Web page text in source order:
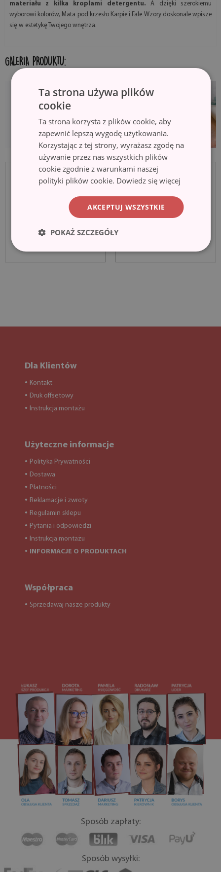
materiału z kilka kroplami detergentu. A dzięki szerokiemu
wyborowi kolorów, Mata pod krzesło Karpie i Fale Wzory doskonale wpisze
się w estetykę Twojego wnętrza.
GALERIA PRODUKTU:
Dla Klientów
● Kontakt
● Druk offsetowy
● Instrukcja montażu
Użyteczne informacje
● Polityka Prywatności
● Dostawa
● Płatności
● Reklamacje i zwroty
● Regulamin sklepu
● Pytania i odpowiedzi
● Instrukcja montażu
● INFORMACJE O PRODUKTACH
Współpraca
● Sprzedawaj nasze produkty
Sposób zapłaty:
Sposób wysyłki:
Ta strona używa plików
cookie
Ta strona korzysta z plików cookie, aby
zapewnić lepszą wygodę użytkowania.
Korzystając z tej strony, wyrażasz zgodę na
używanie przez nas wszystkich plików
cookie zgodnie z warunkami naszej
polityki plików cookie. Dowiedz się więcej
AKCEPTUJ WSZYSTKIE
POKAŻ SZCZEGÓŁY